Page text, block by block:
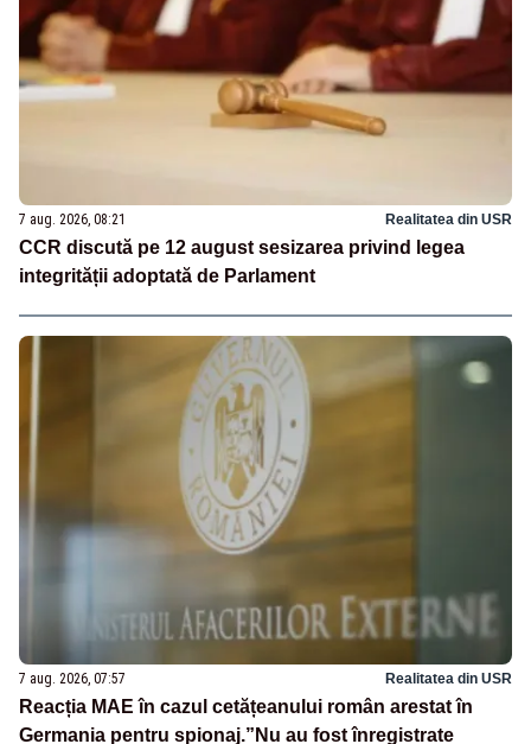
7 aug. 2026, 08:21 Realitatea din USR
CCR discută pe 12 august sesizarea privind legea
integrității adoptată de Parlament
7 aug. 2026, 07:57 Realitatea din USR
Reacția MAE în cazul cetățeanului român arestat în
Germania pentru spionaj.”Nu au fost înregistrate